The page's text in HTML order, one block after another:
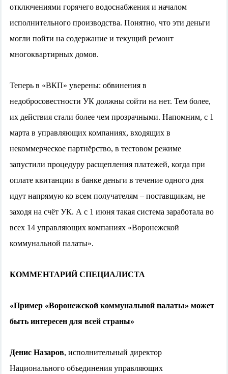
отключениями горячего водоснабжения и началом
исполнительного производства. Понятно, что эти деньги
могли пойти на содержание и текущий ремонт
многоквартирных домов.
Теперь в «ВКП» уверены: обвинения в
недобросовестности УК должны сойти на нет. Тем более,
их действия стали более чем прозрачными. Напомним, с 1
марта в управляющих компаниях, входящих в
некоммерческое партнёрство, в тестовом режиме
запустили процедуру расщепления платежей, когда при
оплате квитанции в банке деньги в течение одного дня
идут напрямую ко всем получателям – поставщикам, не
заходя на счёт УК. А с 1 июня такая система заработала во
всех 14 управляющих компаниях «Воронежской
коммунальной палаты».
КОММЕНТАРИЙ СПЕЦИАЛИСТА
«Пример «Воронежской коммунальной палаты» может
быть интересен для всей страны»
Денис Назаров, исполнительный директор
Национального объединения управляющих